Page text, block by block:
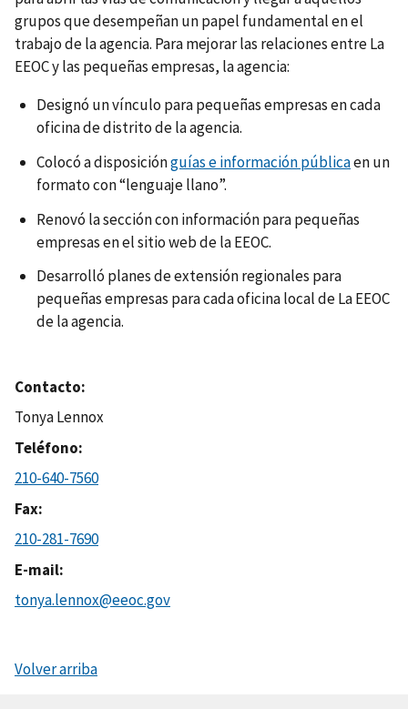
grupos que desempeñan un papel fundamental en el
trabajo de la agencia. Para mejorar las relaciones entre La
EEOC y las pequeñas empresas, la agencia:
Designó un vínculo para pequeñas empresas en cada
oficina de distrito de la agencia.
Colocó a disposiciónguías e información públicaen un
formato con “lenguaje llano”.
Renovó la sección con información para pequeñas
empresas en el sitio web de la EEOC.
Desarrolló planes de extensión regionales para
pequeñas empresas para cada oficina local de La EEOC
de la agencia.
Contacto
Tonya Lennox
Teléfono
210-640-7560
Fax
210-281-7690
E-mail
tonya.lennox@eeoc.gov
Volver arriba